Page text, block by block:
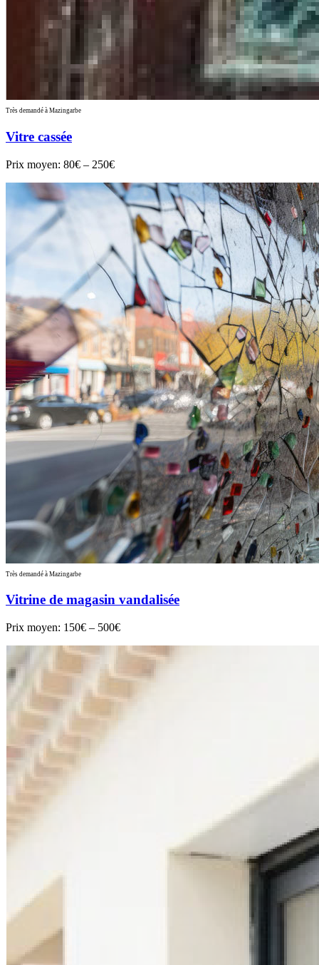
Très demandé à Mazingarbe
Vitre cassée
Prix moyen: 80€ – 250€
Très demandé à Mazingarbe
Vitrine de magasin vandalisée
Prix moyen: 150€ – 500€